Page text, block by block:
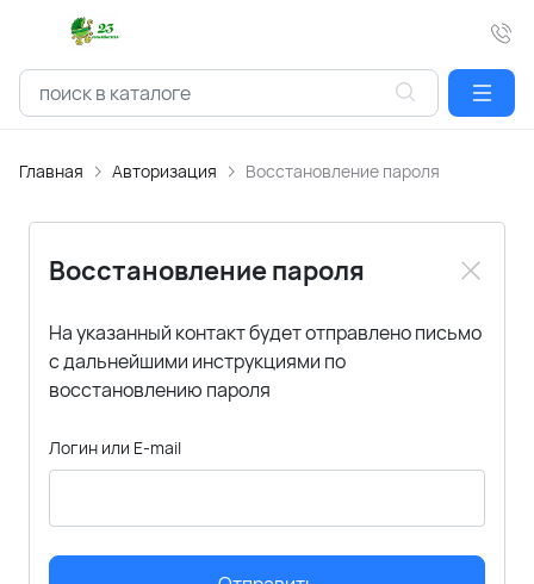
Главная Авторизация Восстановление пароля
Восстановление пароля
На указанный контакт будет отправлено письмо
с дальнейшими инструкциями по
восстановлению пароля
Логин или E-mail